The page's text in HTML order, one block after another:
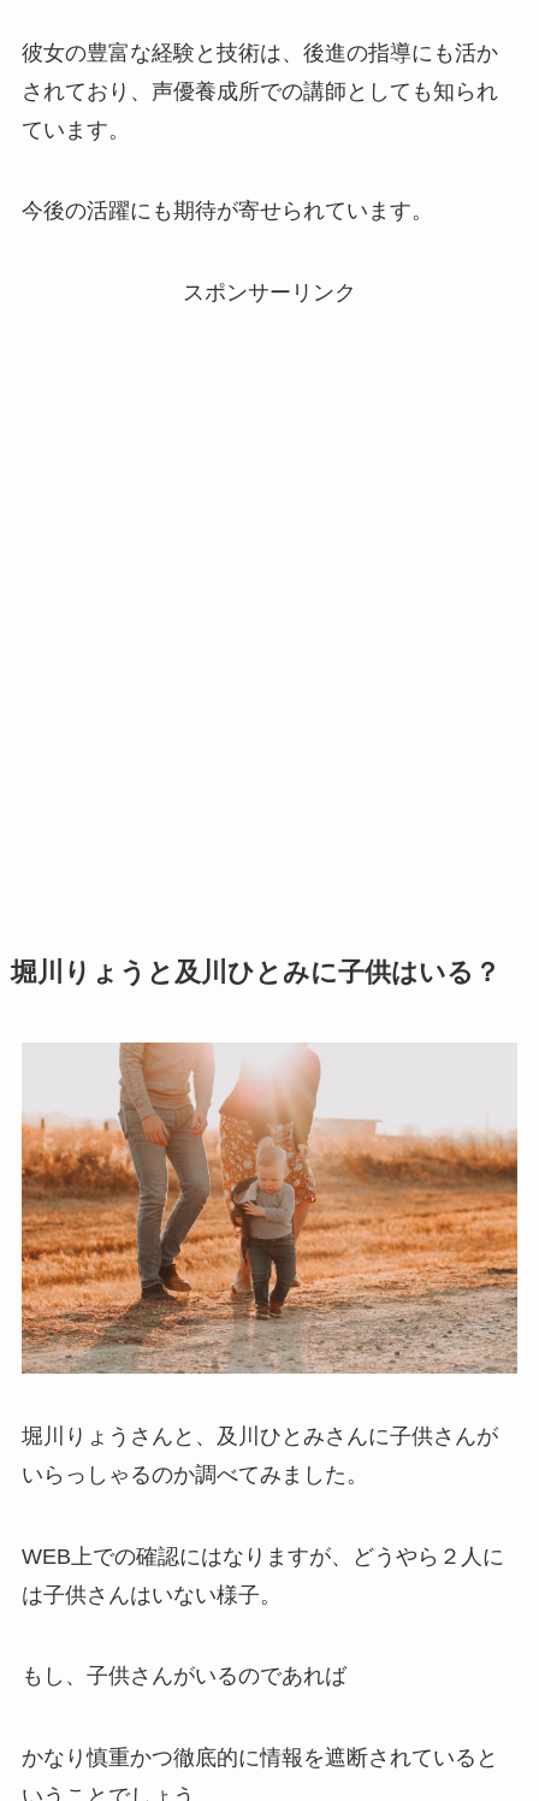
彼女の豊富な経験と技術は、後進の指導にも活か
されており、声優養成所での講師としても知られ
ています。
今後の活躍にも期待が寄せられています。
スポンサーリンク
堀川りょうと及川ひとみに子供はいる？
堀川りょうさんと、及川ひとみさんに子供さんが
いらっしゃるのか調べてみました。
WEB上での確認にはなりますが、どうやら２人に
は子供さんはいない様子。
もし、子供さんがいるのであれば
かなり慎重かつ徹底的に情報を遮断されていると